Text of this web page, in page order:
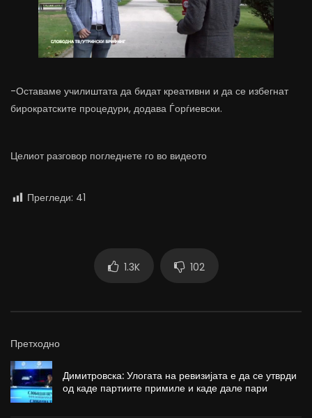
-Оставаме училиштата да бидат креативни и да се избегнат
бирократските процедури, додава Ѓорѓиевски.
Целиот разговор погледнете го во видеото
Прегледи: 41
1.3K 102
Претходно
Димитровска: Улогата на ревизијата е да се утврди
од каде партиите примиле и каде дале пари